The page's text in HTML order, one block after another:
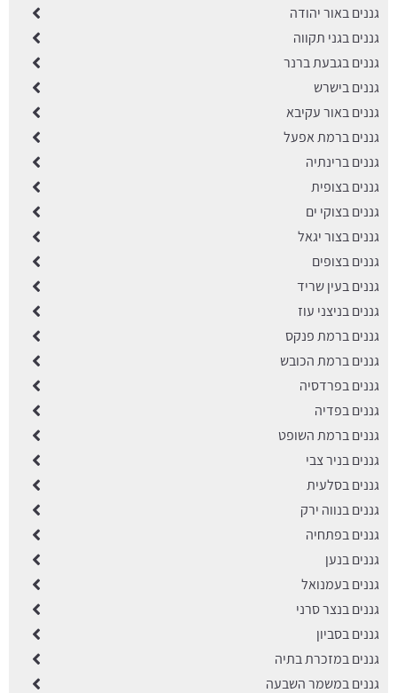
גננים באור יהודה
גננים בגני תקווה
גננים בגבעת ברנר
גננים בישרש
גננים באור עקיבא
גננים ברמת אפעל
גננים ברינתיה
גננים בצופית
גננים בצוקי ים
גננים בצור יגאל
גננים בצופים
גננים בעין שריד
גננים בניצני עוז
גננים ברמת פנקס
גננים ברמת הכובש
גננים בפרדסיה
גננים בפדיה
גננים ברמת השופט
גננים בניר צבי
גננים בסלעית
גננים בנווה ירק
גננים בפתחיה
גננים בנען
גננים בעמנואל
גננים בנצר סרני
גננים בסביון
גננים במזכרת בתיה
גננים במשמר השבעה